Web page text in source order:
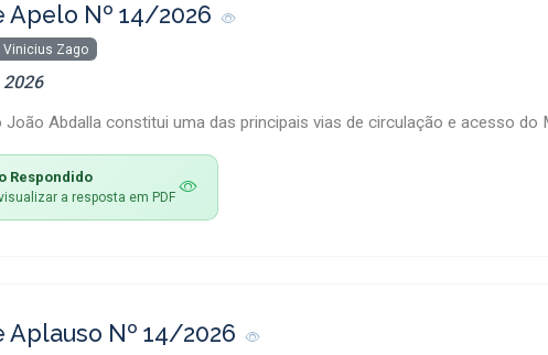
Apelo Nº 14/2026
Vinicius Zago
João Abdalla constitui uma das principais vias de circulação e acesso do
Respondido
a resposta em PDF
Aplauso Nº 14/2026